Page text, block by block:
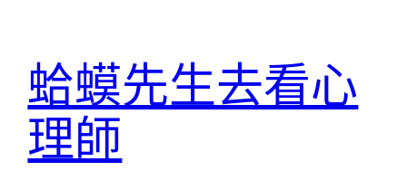
蛤蟆先生去看心
理師